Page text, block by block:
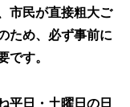
市民が直接粗大ご
ため、必ず事前に
す。
平日・土曜日の日